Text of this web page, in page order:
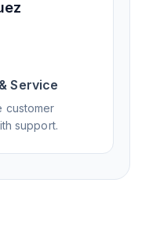
Service
customer
support.